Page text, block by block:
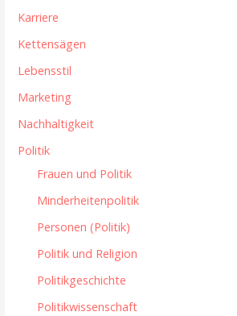
Karriere
Kettensägen
Lebensstil
Marketing
Nachhaltigkeit
Politik
Frauen und Politik
Minderheitenpolitik
Personen (Politik)
Politik und Religion
Politikgeschichte
Politikwissenschaft